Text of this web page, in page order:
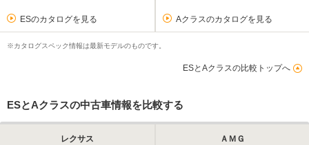
ESのカタログを見る Aクラスのカタログを見る
※カタログスペック情報は最新モデルのものです。
ESとAクラスの比較トップへ
ESとAクラスの中古車情報を比較する
レクサス
ＡＭＧ